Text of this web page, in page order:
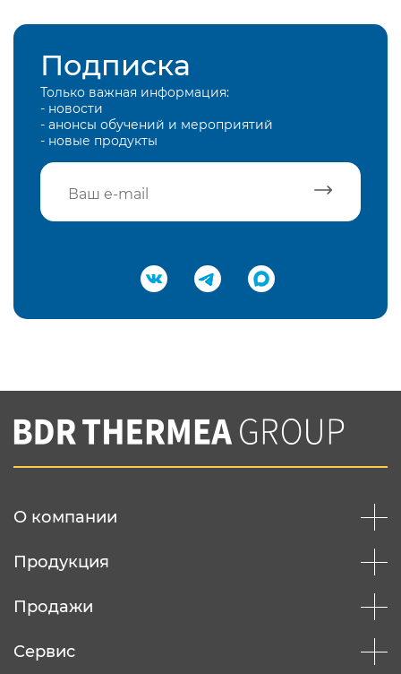
Подписка
Только важная информация:
- новости
- анонсы обучений и мероприятий
- новые продукты
Подтвердить e-mail
Вы соглашаетесь с нашей политикой
конфеденциальности
О компании
Продукция
Продажи
Сервис